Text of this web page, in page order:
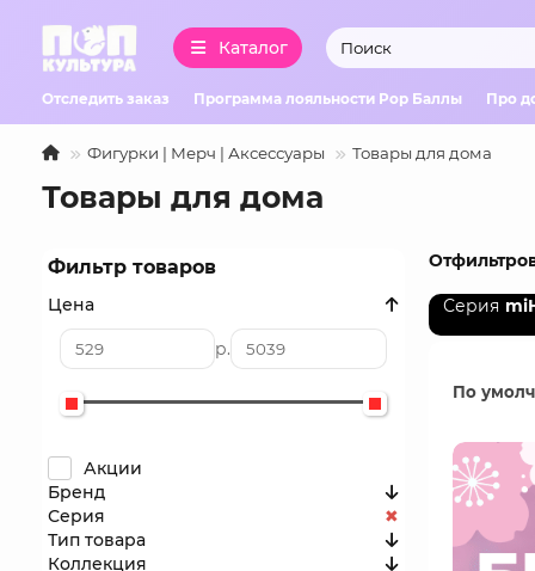
Каталог
Отследить заказ Программа лояльности Pop Баллы Про
Фигурки | Мерч | Аксессуары Товары для дома
Товары для дома
Фильтр товаров
Цена
р.
Акции
Бренд
Серия
Тип товара
Коллекция
Серия
По